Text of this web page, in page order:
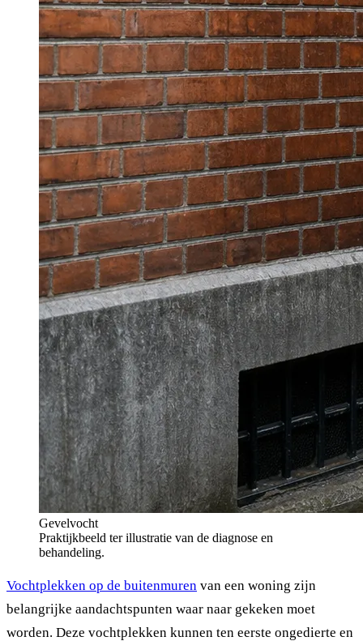
Gevelvocht
Praktijkbeeld ter illustratie van de diagnose en
behandeling.
Vochtplekken op de buitenmuren van een woning zijn
belangrijke aandachtspunten waar naar gekeken moet
worden. Deze vochtplekken kunnen ten eerste ongedierte en